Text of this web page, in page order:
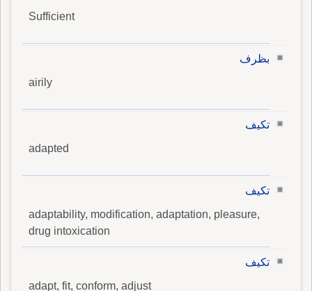
Sufficient
بظرف
airily
تكيف
adapted
تكيف
adaptability, modification, adaptation, pleasure,
drug intoxication
تكيف
adapt, fit, conform, adjust